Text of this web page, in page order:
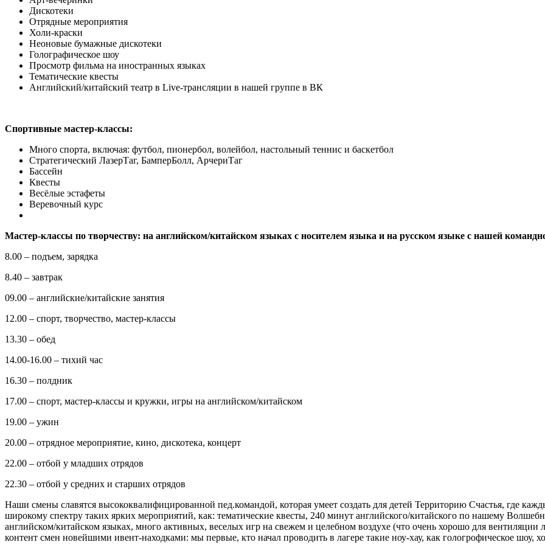
Дискотеки
Отрядные мероприятия
Холи-краски
Неоновые бумажные дискотеки
Голографическое шоу
Просмотр фильма на иностранных языках
Тематические квесты
Английский/китайский театр в Live-трансляции в нашей группе в ВК
Спортивные мастер-классы:
Много спорта, включая: футбол, пионербол, волейбол, настольный теннис и баскетбол
Стратегический ЛазерТаг, БамперБолл, АрчериТаг
Бассейн
Квесты
Весёлые эстафеты
Веревочный курс
Мастер-классы по творчеству: на английском/китайском языках с носителем языка и на русском языке с нашей
8.00 – подъем, зарядка
8.40 – завтрак
09.00 – английские/китайские занятия
12.00 – спорт, творчество, мастер-классы
13.30 – обед
14.00-16.00 – тихий час
16.30 – полдник
17.00 – спорт, мастер-классы и кружки, игры на английском/китайском
19.00 – ужин
20.00 – отрядное мероприятие, кино, дискотека, концерт
22.00 – отбой у младших отрядов
22.30 – отбой у средних и старших отрядов
Наши смены славятся высококвалифицированной пед.командой, которая умеет создать для детей Территорию Счастья, где
широкому спектру таких ярких мероприятий, как: тематические квесты, 240 минут английского/китайского по нашему
английском/китайском языках, много активных, веселых игр на свежем и целебном воздухе (что очень хорошо для
контент смен новейшими ивент-находками: мы первые, кто начал проводить в лагере такие ноу-хау, как гологрофическое шоу,